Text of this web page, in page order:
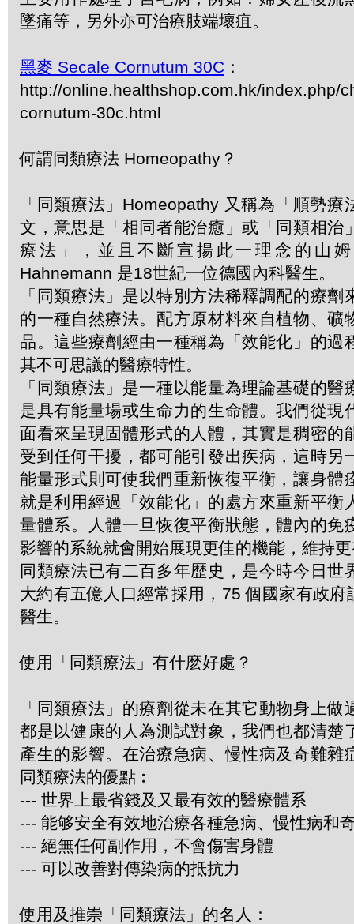
墜痛等，另外亦可治療肢端壞疽。
黑麥 Secale Cornutum 30C ：
http://online.healthshop.com.hk/index.php/
cornutum-30c.html
何謂同類療法 Homeopathy？
「同類療法」Homeopathy 又稱為「順勢療
文，意思是「相同者能治癒」或「同類相治
療法」，並且不斷宣揚此一理念的山
Hahnemann 是18世紀一位德國內科醫生。
「同類療法」是以特別方法稀釋調配的療劑
的一種自然療法。配方原材料來自植物、礦
品。這些療劑經由一種稱為「效能化」的過
其不可思議的醫療特性。
「同類療法」是一種以能量為理論基礎的醫
是具有能量場或生命力的生命體。我們從現
面看來呈現固體形式的人體，其實是稠密的
受到任何干擾，都可能引發出疾病，這時另
能量形式則可使我們重新恢復平衡，讓身體
就是利用經過「效能化」的處方來重新平衡
量體系。人體一旦恢復平衡狀態，體內的免
影響的系統就會開始展現更佳的機能，維持
同類療法已有二百多年歴史，是今時今日世
大約有五億人口經常採用，75 個國家有政府
醫生。
使用「同類療法」有什麽好處？
「同類療法」的療劑從未在其它動物身上做
都是以健康的人為測試對象，我們也都清楚
產生的影響。在治療急病、慢性病及奇難雜
同類療法的優點︰
--- 世界上最省錢及又最有效的醫療體系
--- 能够安全有效地治療各種急病、慢性病和
--- 絕無任何副作用，不會傷害身體
--- 可以改善對傳染病的抵抗力
使用及推崇「同類療法」的名人：